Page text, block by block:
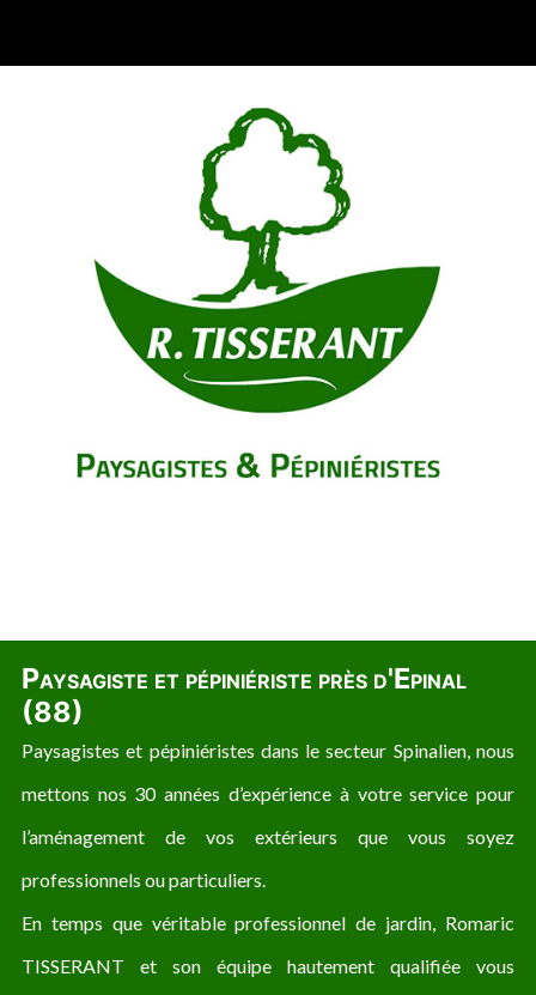
Paysagiste et pépiniériste près d'Epinal
(88)
Paysagistes et pépiniéristes dans le secteur Spinalien, nous
mettons nos 30 années d’expérience à votre service pour
l’aménagement de vos extérieurs que vous soyez
professionnels ou particuliers.
En temps que véritable professionnel de jardin, Romaric
TISSERANT et son équipe hautement qualifiée vous